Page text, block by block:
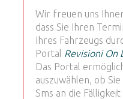
Wir freuen uns
dass Sie Ihren
Ihres Fahrzeugs
Portal Revisioni On
Das Portal
auszuwählen, ob
Sms an die